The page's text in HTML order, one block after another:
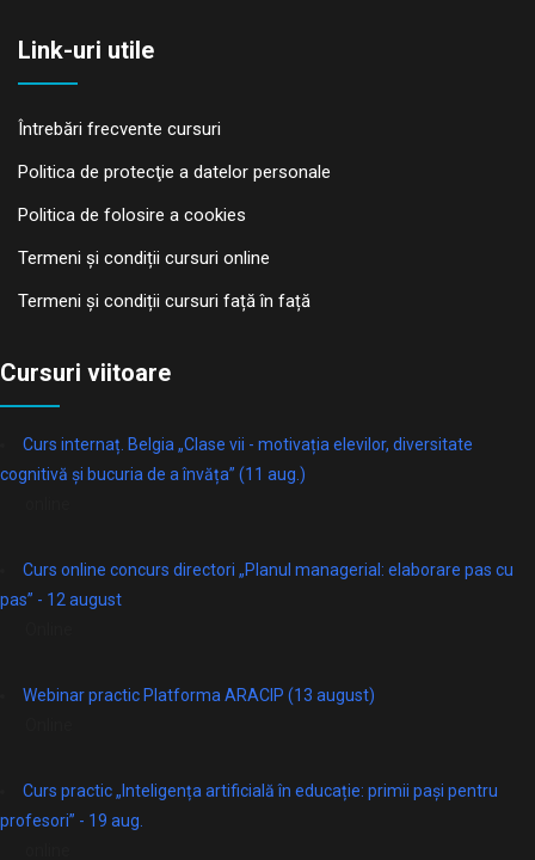
Link-uri utile
Întrebări frecvente cursuri
Politica de protecţie a datelor personale
Politica de folosire a cookies
Termeni și condiții cursuri online
Termeni și condiții cursuri față în față
Cursuri viitoare
Curs internaț. Belgia „Clase vii - motivația elevilor, diversitate
cognitivă și bucuria de a învăța” (11 aug.)
Curs online concurs directori „Planul managerial: elaborare pas cu
pas” - 12 august
Webinar practic Platforma ARACIP (13 august)
Curs practic „Inteligența artificială în educație: primii pași pentru
profesori” - 19 aug.